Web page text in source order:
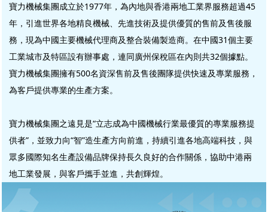
寶力機械集團成立於1977年，為內地與香港兩地工業界服務超過45
年，引進世界各地精良機械、先進技術及提供優質的售前及售後服
務，現為中國主要機械代理商及整合裝備製造商。在中國31個主要
工業城市及特區設有辦事處，連同廣州保稅區在內則共32個據點。
寶力機械集團擁有500名資深售前及售後團隊提供快速及專業服務，
為客戶提供專業的生產方案。
寶力機械集團之遠見是“立志成為中國機械行業最優質的專業服務提
供者”，並致力向“智”造生產方向前進，持續引進各地高端科技，與
眾多國際知名生產設備品牌保持長久良好的合作關係，協助中港兩
地工業發展，與客戶攜手並進，共創輝煌。